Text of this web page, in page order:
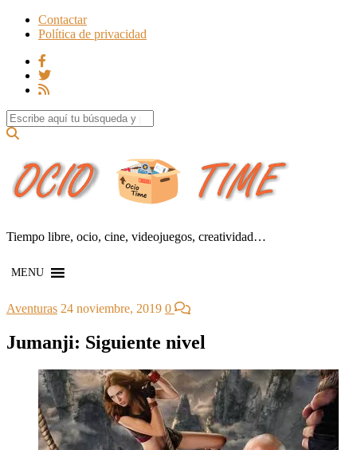
Contactar
Política de privacidad
Search for:
Tiempo libre, ocio, cine, videojuegos, creatividad…
MENU
Aventuras 24 noviembre, 2019 0
Jumanji: Siguiente nivel